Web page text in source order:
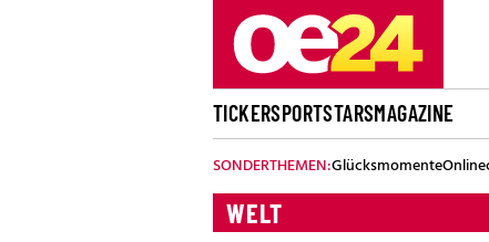
TICKERSPORTSTARSMAGAZINE
SONDERTHEMEN:Glücksmomente
WELT